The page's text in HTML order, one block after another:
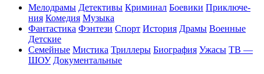
Ме­ло­дра­мы Де­тек­ти­вы Кри­ми­нал Бое­ви­ки При­клю­че­
ния Ко­ме­дия Му­зы­ка
Фан­та­сти­ка Фэн­те­зи Спорт Ис­то­рия Дра­мы Во­ен­ные
Дет­ские
Се­мей­ные Мис­ти­ка Трил­ле­ры Био­гра­фия Ужа­сы ТВ —
ШОУ До­ку­мен­таль­ные